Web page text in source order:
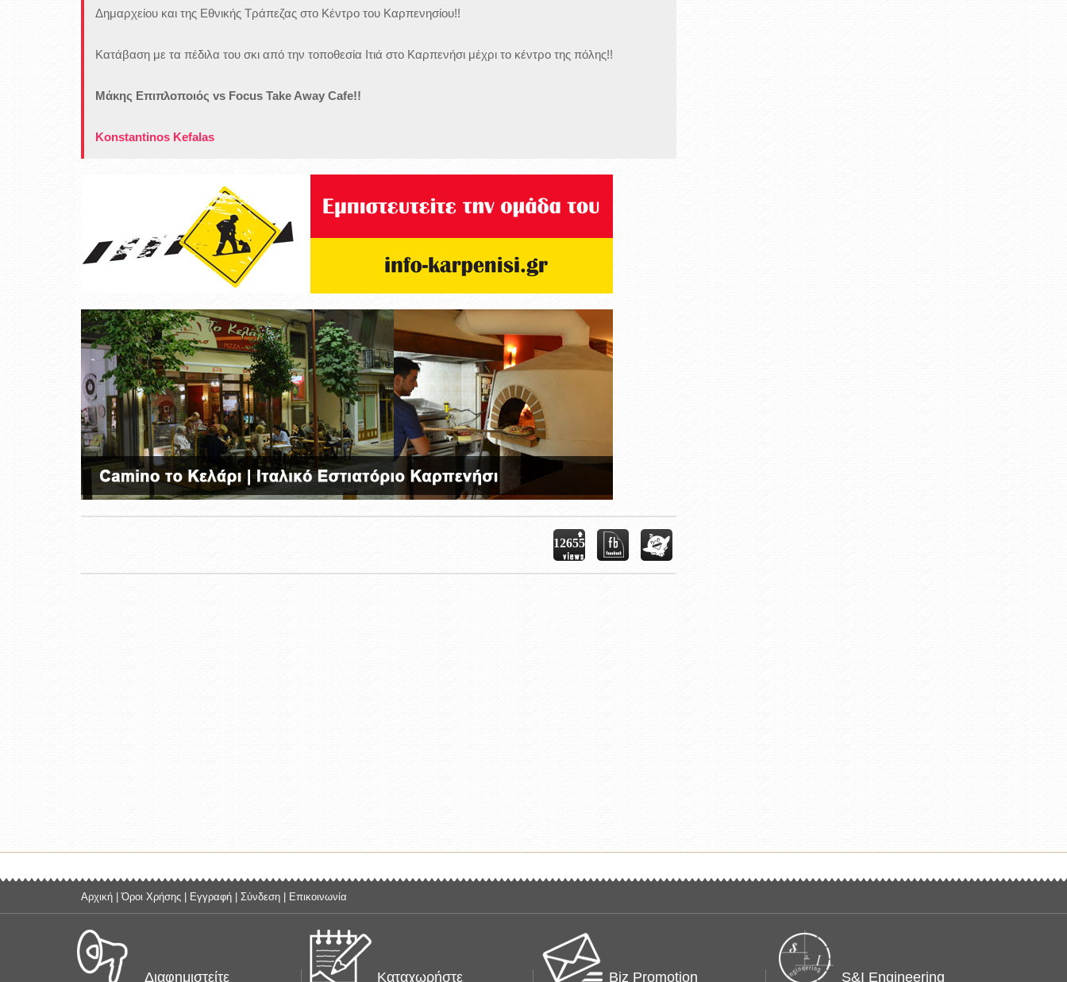
Δημαρχείου και της Εθνικής Τράπεζας στο Κέντρο του Καρπενησίου!!
Κατάβαση με τα πέδιλα του σκι από την τοποθεσία Ιτιά στο Καρπενήσι μέχρι το κέντρο της πόλης!!
Μάκης Επιπλοποιός vs Focus Take Away Cafe!!
Konstantinos Kefalas
12655
Αρχική |Όροι Χρήσης Εγγραφή Σύνδεση Επικοινωνία
Διαφημιστείτε Καταχωρήστε Biz Promotion S&I Engineering